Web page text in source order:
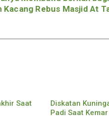
Rebus Masjid At
Saat
Diskatan
Padi Saat Kemar